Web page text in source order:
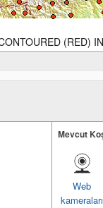
(RED)
Mevcut
Web
kameraları